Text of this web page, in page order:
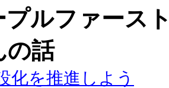
ルファース
の話
化を推進しよう